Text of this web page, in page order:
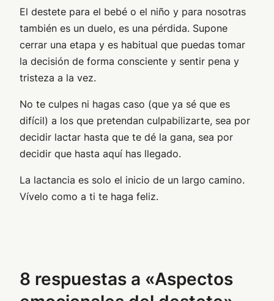
El destete para el bebé o el niño y para nosotras
también es un duelo, es una pérdida. Supone
cerrar una etapa y es habitual que puedas tomar
la decisión de forma consciente y sentir pena y
tristeza a la vez.
No te culpes ni hagas caso (que ya sé que es
difícil) a los que pretendan culpabilizarte, sea por
decidir lactar hasta que te dé la gana, sea por
decidir que hasta aquí has llegado.
La lactancia es solo el inicio de un largo camino.
Vívelo como a ti te haga feliz.
8 respuestas a «Aspectos